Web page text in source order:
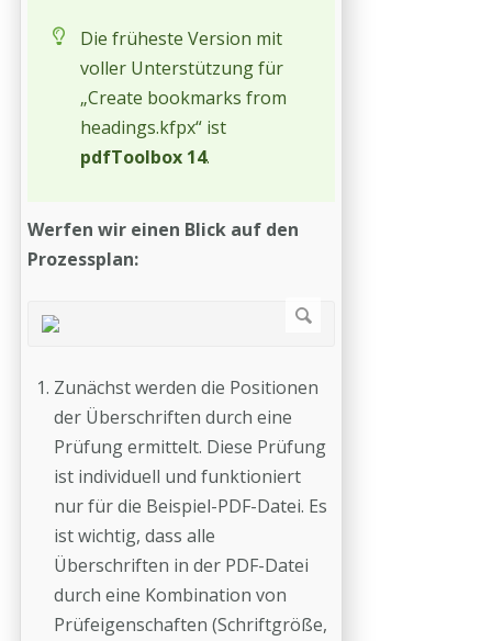
Die früheste Version mit
voller Unterstützung für
„Create bookmarks from
headings.kfpx“ ist
pdfToolbox 14.
Werfen wir einen Blick auf den
Prozessplan:
Zunächst werden die Positionen
der Überschriften durch eine
Prüfung ermittelt. Diese Prüfung
ist individuell und funktioniert
nur für die Beispiel-PDF-Datei. Es
ist wichtig, dass alle
Überschriften in der PDF-Datei
durch eine Kombination von
Prüfeigenschaften (Schriftgröße,